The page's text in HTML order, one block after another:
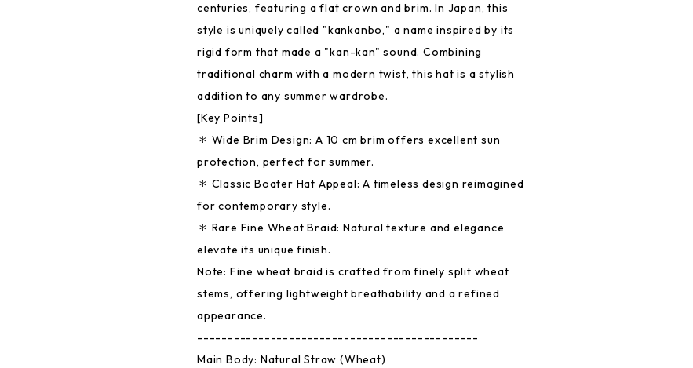
centuries, featuring a flat crown and brim. In Japan, this
style is uniquely called "kankanbo," a name inspired by its
rigid form that made a "kan-kan" sound. Combining
traditional charm with a modern twist, this hat is a stylish
addition to any summer wardrobe.
[Key Points]
＊ Wide Brim Design: A 10 cm brim offers excellent sun
protection, perfect for summer.
＊ Classic Boater Hat Appeal: A timeless design reimagined
for contemporary style.
＊ Rare Fine Wheat Braid: Natural texture and elegance
elevate its unique finish.
Note: Fine wheat braid is crafted from finely split wheat
stems, offering lightweight breathability and a refined
appearance.
----------------------------------------------
Main Body: Natural Straw (Wheat)